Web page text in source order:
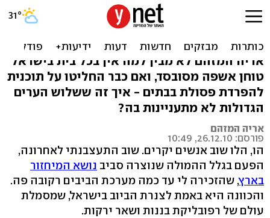
"עזבו אותי מהפרדת פסולת,
אני רוצה טוחן אשפה"
אריה המזהם לא מבין למה אין בכל בית בישראל
טוחן אשפה מסובסד, ואם כבר החליטו על תוכנית
להפרדת פסולת בבתים - איך זה ששלוש הערים
הגדולות לא מתעניינות בה?
אריה המזהם
פורסם: 26.12.10, 10:49
הו, הלו שוב אנשים יקרים. שוב התעצבנתי לאחרונה,
הפעם בגלל ההמולה שנוצרה סביב נושא המיחזור
בארץ, שהזכירה לי עד כמה מערכת הביבים רקובה פה.
והכוונה היא באמת לצנרת הביוב בישראל, שמסמלת
עולם של רפובליקת בננות ושאר ירקות.